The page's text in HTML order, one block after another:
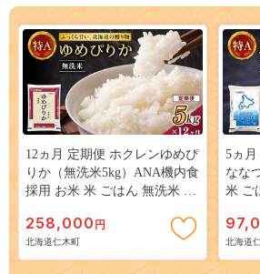
12ヵ月 定期便 ホクレンゆめぴ
りか（無洗米5kg）ANA機内食
採用 お米 米 ごはん 無洗米 白
新おたる]
258,000 円
北海道仁木町
5ヵ
なな
米 ご
北海道